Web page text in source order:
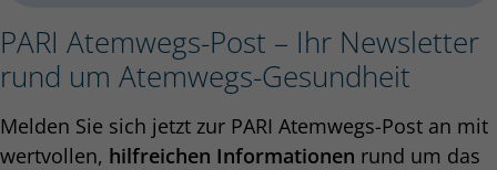
PARI Atemwegs-Post – Ihr Newsletter
rund um Atemwegs-Gesundheit
Melden Sie sich jetzt zur PARI Atemwegs-Post an mit
wertvollen, hilfreichen Informationen rund um das